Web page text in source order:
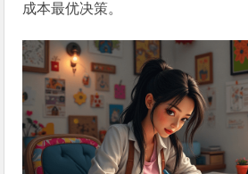
成本最优决策。